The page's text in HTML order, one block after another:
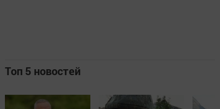
Топ 5 новостей